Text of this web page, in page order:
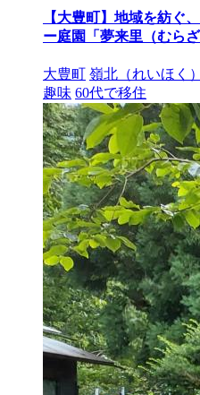
【大豊町】地域を紡ぐ
ー庭園「夢来里（むらざ
大豊町 嶺北（れいほく
趣味 60代で移住